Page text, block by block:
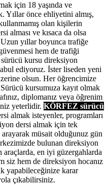
için 18 yaşında ve
Yıllar önce ehliyetini almış,
olan kişilerin
alması ve kısaca da olsa
Uzun yıllar boyunca trafiğe
hem de trafiği
kursu direksiyon
ediyoruz. İster liseden yeni
olsun. Her öğrencimize
Sürücü kursumuza kayıt olmak
diplomanız veya öğrenim
yeterlidir. KÖRFEZ sürücü
almak isteyenler, programları
dersi almak için tek
müsait olduğunuz gün
bulunan direksiyon
araçlarda, en iyi güzergahlarda
siz hem de direksiyon hocanız
yapabileceğinize karar
çıkabilirsiniz.